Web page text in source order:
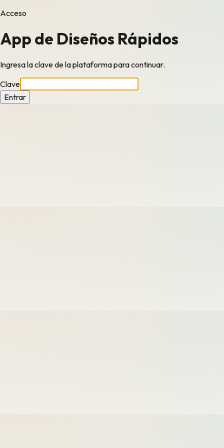
Acceso
App de Diseños Rápidos
Ingresa la clave de la plataforma para continuar.
Clave
Entrar